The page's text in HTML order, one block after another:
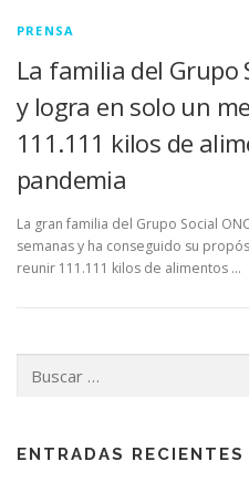
PRENSA
La familia del Grupo
y logra en solo un
111.111 kilos de
pandemia
La gran familia del Grupo Social
semanas y ha conseguido su
reunir 111.111 kilos de alimentos …
ENTRADAS RECIENTES